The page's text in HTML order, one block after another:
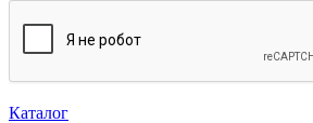
Каталог